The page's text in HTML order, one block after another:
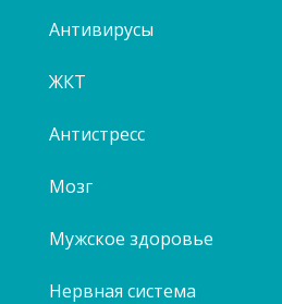
Антивирусы
ЖКТ
Антистресс
Мозг
Мужское здоровье
Нервная система